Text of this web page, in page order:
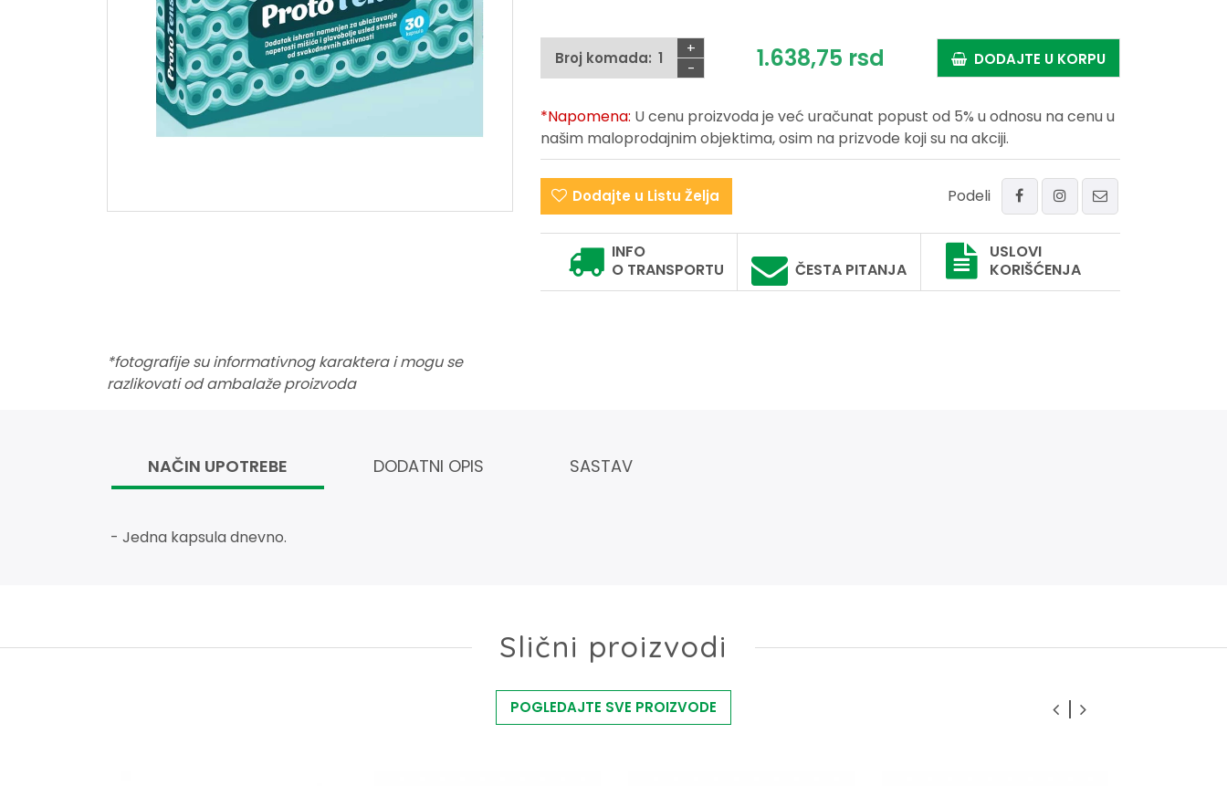
*fotografije su informativnog karaktera i mogu se
razlikovati od ambalaže proizvoda
Broj komada:
+
-
1.638,75 rsd DODAJTE U KORPU
*Napomena: U cenu proizvoda je već uračunat popust od 5% u odnosu na cenu u
našim maloprodajnim objektima, osim na prizvode koji su na akciji.
Dodajte u Listu Želja Podeli
INFO
O TRANSPORTU
ČESTA PITANJA
USLOVI
KORIŠĆENJA
NAČIN UPOTREBE DODATNI OPIS SASTAV
- Jedna kapsula dnevno.
Slični proizvodi
POGLEDAJTE SVE PROIZVODE